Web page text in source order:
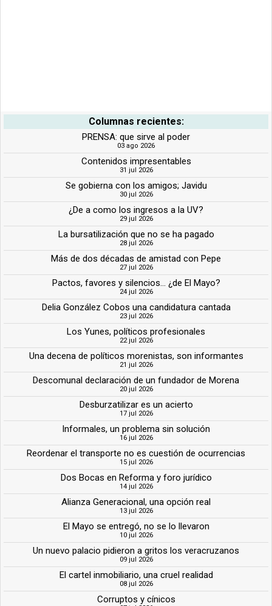
Columnas recientes:
PRENSA: que sirve al poder
03 ago 2026
Contenidos impresentables
31 jul 2026
Se gobierna con los amigos; Javidu
30 jul 2026
¿De a como los ingresos a la UV?
29 jul 2026
La bursatilización que no se ha pagado
28 jul 2026
Más de dos décadas de amistad con Pepe
27 jul 2026
Pactos, favores y silencios... ¿de El Mayo?
24 jul 2026
Delia González Cobos una candidatura cantada
23 jul 2026
Los Yunes, políticos profesionales
22 jul 2026
Una decena de políticos morenistas, son informantes
21 jul 2026
Descomunal declaración de un fundador de Morena
20 jul 2026
Desburzatilizar es un acierto
17 jul 2026
Informales, un problema sin solución
16 jul 2026
Reordenar el transporte no es cuestión de ocurrencias
15 jul 2026
Dos Bocas en Reforma y foro jurídico
14 jul 2026
Alianza Generacional, una opción real
13 jul 2026
El Mayo se entregó, no se lo llevaron
10 jul 2026
Un nuevo palacio pidieron a gritos los veracruzanos
09 jul 2026
El cartel inmobiliario, una cruel realidad
08 jul 2026
Corruptos y cínicos